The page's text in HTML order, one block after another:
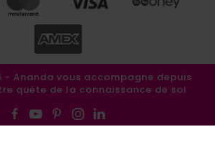
- Ananda vous accompagne depuis
quête de la connaissance de soi